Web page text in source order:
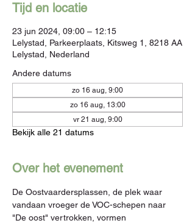
Tijd en locatie
23 jun 2024, 09:00 – 12:15
Lelystad, Parkeerplaats, Kitsweg 1, 8218 AA
Lelystad, Nederland
Andere datums
zo 16 aug, 9:00
zo 16 aug, 13:00
vr 21 aug, 9:00
Bekijk alle 21 datums
Over het evenement
De Oostvaardersplassen, de plek waar
vandaan vroeger de VOC-schepen naar
"De oost" vertrokken, vormen